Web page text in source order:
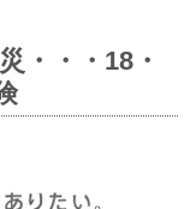
・・・18・